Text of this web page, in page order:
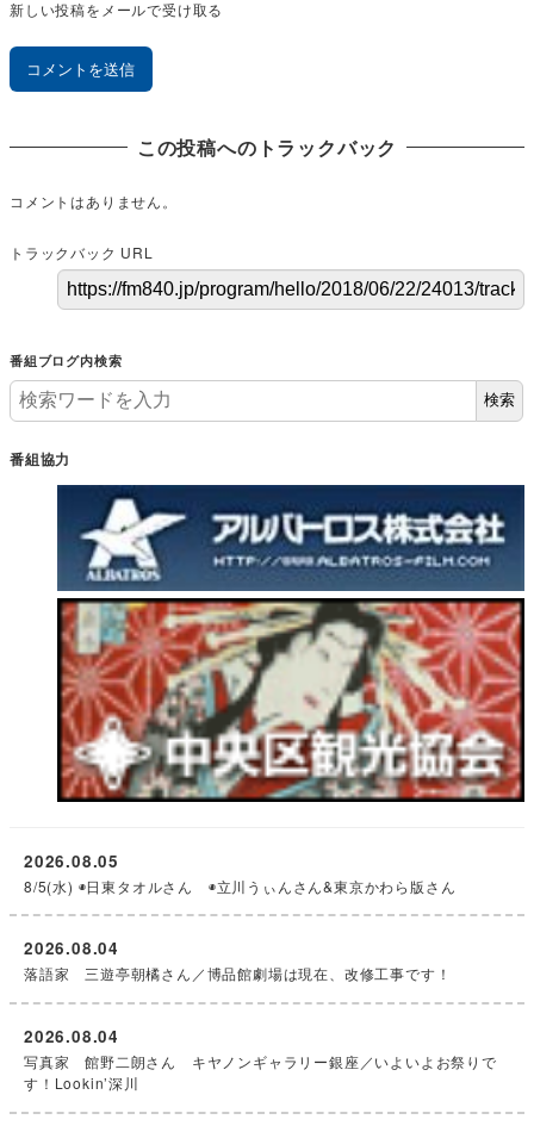
新しい投稿をメールで受け取る
この投稿へのトラックバック
コメントはありません。
トラックバック URL
番組ブログ内検索
検索
番組協力
8/5(水) ◉日東タオルさん ◉立川うぃんさん&東京かわら版さん
2026.08.05
落語家 三遊亭朝橘さん／博品館劇場は現在、改修工事です！
2026.08.04
写真家 館野二朗さん キヤノンギャラリー銀座／いよいよお祭りで
す！Lookin’深川
2026.08.04